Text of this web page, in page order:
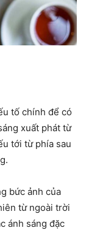
tố chính để có
xuất phát từ
tới từ phía sau
bức ảnh của
từ ngoài trời
ánh sáng đặc